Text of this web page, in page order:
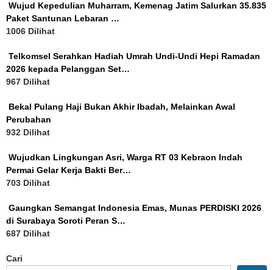
Wujud Kepedulian Muharram, Kemenag Jatim Salurkan 35.835
Paket Santunan Lebaran …
1006 Dilihat
Telkomsel Serahkan Hadiah Umrah Undi-Undi Hepi Ramadan
2026 kepada Pelanggan Set…
967 Dilihat
Bekal Pulang Haji Bukan Akhir Ibadah, Melainkan Awal
Perubahan
932 Dilihat
Wujudkan Lingkungan Asri, Warga RT 03 Kebraon Indah
Permai Gelar Kerja Bakti Ber…
703 Dilihat
Gaungkan Semangat Indonesia Emas, Munas PERDISKI 2026
di Surabaya Soroti Peran S…
687 Dilihat
Cari